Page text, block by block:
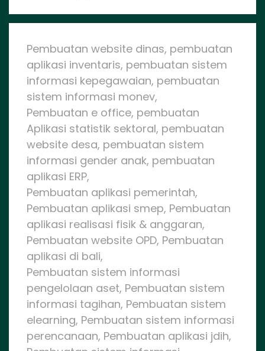
Pembuatan website dinas, pembuatan
aplikasi inventaris, pembuatan sistem
informasi kepegawaian, pembuatan
sistem informasi monev,
Pembuatan e office, pembuatan
Aplikasi statistik sektoral, pembuatan
website desa, pembuatan sistem
informasi gender anak, pembuatan
aplikasi ERP,
Pembuatan aplikasi pemerintah,
Pembuatan aplikasi smep, Pembuatan
aplikasi realisasi fisik & anggaran,
Pembuatan website OPD, Pembuatan
aplikasi di bali,
Pembuatan sistem informasi
pengelolaan aset, Pembuatan sistem
informasi tagihan, Pembuatan sistem
elearning, Pembuatan sistem informasi
perencanaan, Pembuatan aplikasi jdih,